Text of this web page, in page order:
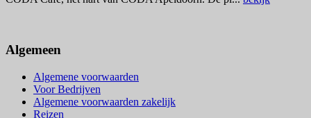
Algemeen
Algemene voorwaarden
Voor Bedrijven
Algemene voorwaarden zakelijk
Reizen